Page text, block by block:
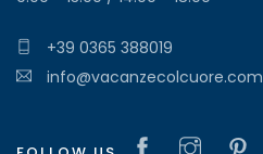
+39 0365 388019
info@vacanzecolcuore.com